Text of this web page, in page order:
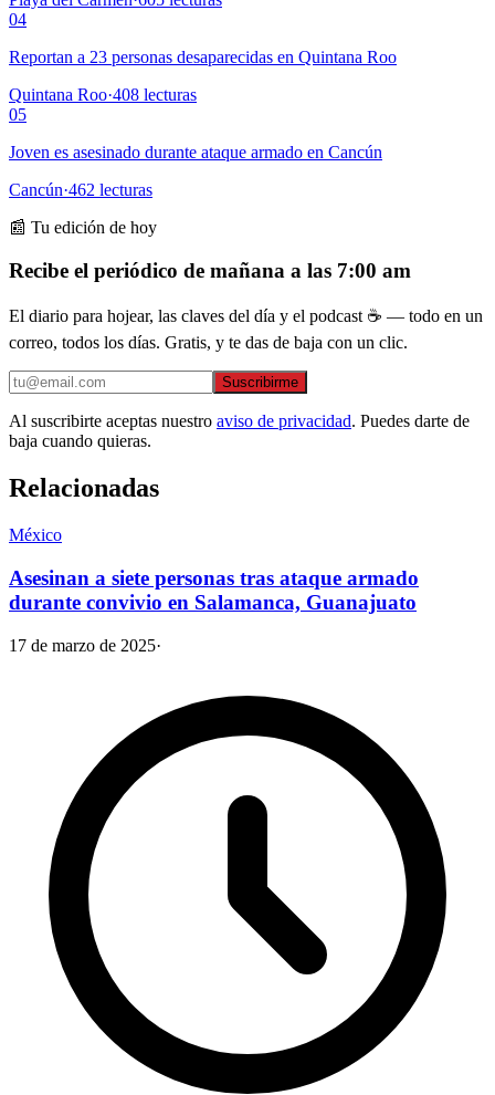
04
Reportan a 23 personas desaparecidas en Quintana Roo
Quintana Roo·408 lecturas
05
Joven es asesinado durante ataque armado en Cancún
Cancún·462 lecturas
📰 Tu edición de hoy
Recibe el periódico de mañana a las 7:00 am
El diario para hojear, las claves del día y el podcast ☕ — todo en un
correo, todos los días. Gratis, y te das de baja con un clic.
Suscribirme
Al suscribirte aceptas nuestro aviso de privacidad. Puedes darte de
baja cuando quieras.
Relacionadas
México
Asesinan a siete personas tras ataque armado
durante convivio en Salamanca, Guanajuato
17 de marzo de 2025·